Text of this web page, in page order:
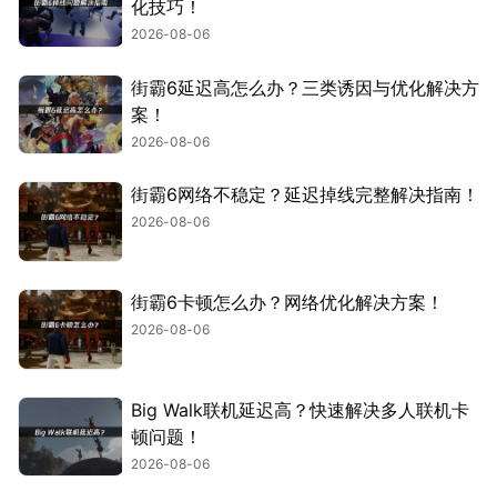
化技巧！
2026-08-06
街霸6延迟高怎么办？三类诱因与优化解决方
案！
2026-08-06
街霸6网络不稳定？延迟掉线完整解决指南！
2026-08-06
街霸6卡顿怎么办？网络优化解决方案！
2026-08-06
Big Walk联机延迟高？快速解决多人联机卡
顿问题！
2026-08-06